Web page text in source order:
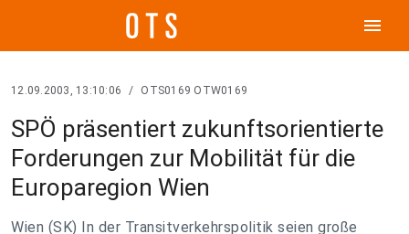
menu
12.09.2003, 13:10:06 / OTS0169 OTW0169
SPÖ präsentiert zukunftsorientierte
Forderungen zur Mobilität für die
Europaregion Wien
Wien (SK) In der Transitverkehrspolitik seien große